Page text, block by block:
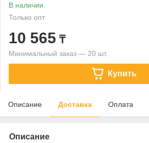
В наличии
Только опт
10 565 ₸
Минимальный заказ — 20 шт.
Купить
Описание Доставка Оплата
Описание